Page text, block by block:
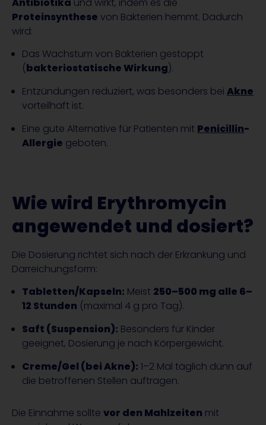
Proteinsynthese von Bakterien hemmt. Dadurch
wird:
Das Wachstum von Bakterien gestoppt
(bakteriostatische Wirkung).
Entzündungen reduziert, was besonders bei Akne
vorteilhaft ist.
Eine gute Alternative für Patienten mit Penicillin-
Allergie geboten.
Wie wird Erythromycin
angewendet und dosiert?
Die Dosierung richtet sich nach der Erkrankung und
Darreichungsform:
Tabletten/Kapseln: Meist 250–500 mg alle 6–
12 Stunden (maximal 4 g pro Tag).
Saft (Suspension): Besonders für Kinder
geeignet, Dosierung je nach Körpergewicht.
Creme/Gel (bei Akne): 1–2 Mal täglich dünn auf
die betroffenen Stellen auftragen.
Die Einnahme sollte vor den Mahlzeiten mit